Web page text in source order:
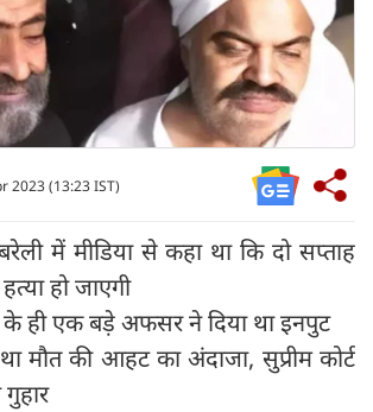
2023 (13:23 IST)
में मीडिया से कहा था कि दो सप्ताह
हो जाएगी
ही एक बड़े अफसर ने दिया था इनपुट
मौत की आहट का अंदाजा, सुप्रीम कोर्ट